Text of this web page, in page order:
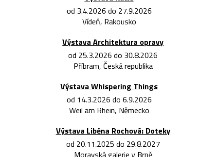
od 3.4.2026 do 27.9.2026
Vídeň, Rakousko
Výstava Architektura opravy
od 25.3.2026 do 30.8.2026
Příbram, Česká republika
Výstava Whispering Things
od 14.3.2026 do 6.9.2026
Weil am Rhein, Německo
Výstava Liběna Rochová: Doteky
od 20.11.2025 do 29.8.2027